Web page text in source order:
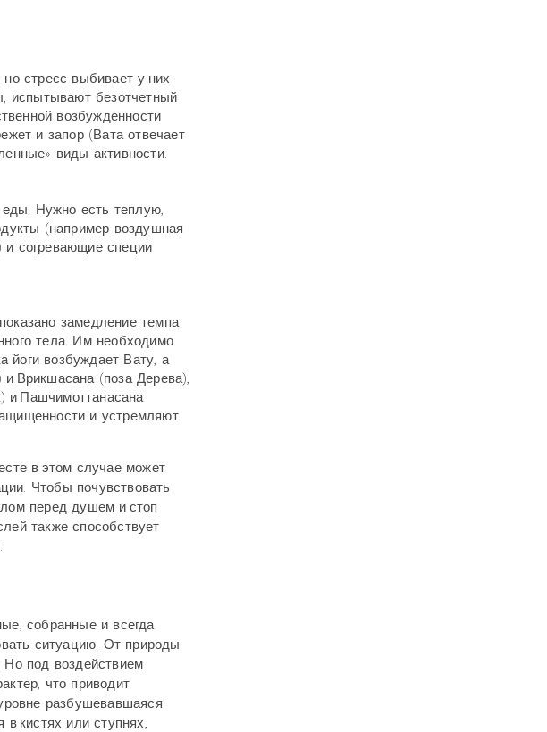
стресс выбивает у них
испытывают безотчетный
возбужденности
и запор (Вата отвечает
виды активности.
еды. Нужно есть теплую,
(например воздушная
и согревающие специи
замедление темпа
тела. Им необходимо
йоги возбуждает Вату, а
Врикшасана (поза Дерева),
и Пашчимоттанасана
и устремляют
в этом случае может
Чтобы почувствовать
перед душем и стоп
также способствует
собранные и всегда
ситуацию. От природы
под воздействием
что приводит
разбушевавшаяся
кистях или ступнях,